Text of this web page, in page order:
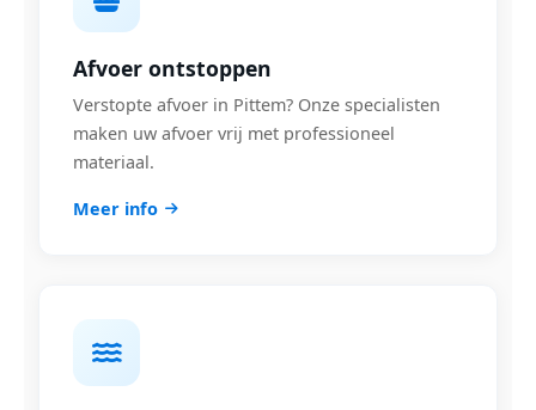
Afvoer ontstoppen
Verstopte afvoer in Pittem? Onze specialisten
maken uw afvoer vrij met professioneel
materiaal.
Meer info